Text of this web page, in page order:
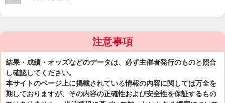
注意事項
結果・成績・オッズなどのデータは、必ず主催者発行のものと照合
し確認してください。
本サイトのページ上に掲載されている情報の内容に関しては万全を
期しておりますが、その内容の正確性および安全性を保証するもの